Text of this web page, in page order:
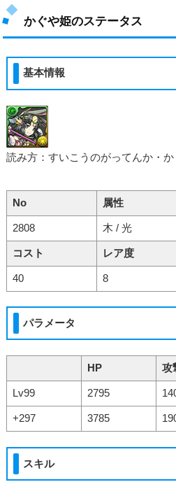
かぐや姫のステータス
基本情報
読み方：すいこうのがってんか・か
No 属性
2808 木 / 光
コスト レア度
40 8
パラメータ
HP 攻
Lv99 2795
+297 3785
スキル